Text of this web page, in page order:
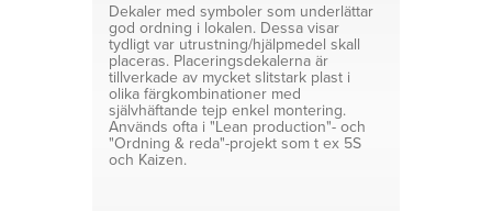
Dekaler med symboler som underlättar
god ordning i lokalen. Dessa visar
tydligt var utrustning/hjälpmedel skall
placeras. Placeringsdekalerna är
tillverkade av mycket slitstark plast i
olika färgkombinationer med
självhäftande tejp enkel montering.
Används ofta i "Lean production"- och
"Ordning & reda"-projekt som t ex 5S
och Kaizen.